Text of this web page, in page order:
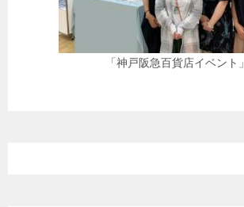
「神戸阪急百貨店イベント」